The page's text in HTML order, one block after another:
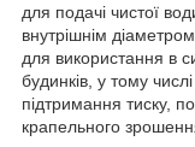
для подачі чистої
внутрішнім
для використання в
будинків, у тому
підтримання тиску,
крапельного